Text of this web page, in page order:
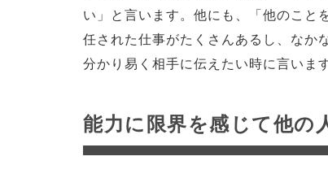
い」と言います。他にも、「他のこと
任された仕事がたくさんあるし、なか
分かり易く相手に伝えたい時に言います
能力に限界を感じて他の